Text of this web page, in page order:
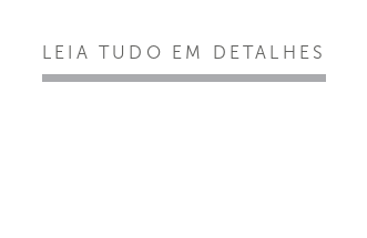
LEIA TUDO EM DETALHES